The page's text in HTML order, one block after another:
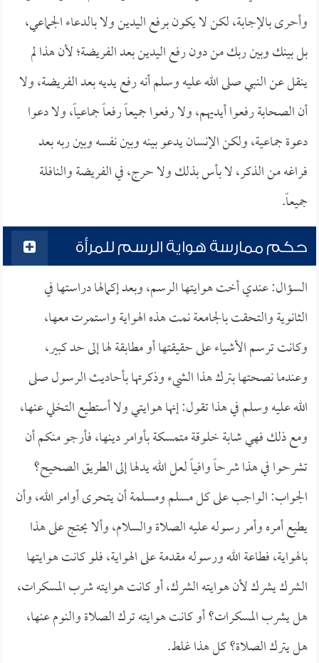
وأحرى بالإجابة، لكن لا يكون برفع اليدين ولا بالدعاء الجماعي،
بل بينك وبين ربك من دون رفع اليدين بعد الفريضة؛ لأن هذا لم
ينقل عن النبي صلى الله عليه وسلم أنه رفع يديه بعد الفريضة، ولا
أن الصحابة رفعوا أيديهم، ولا رفعوا جميعاً رفعاً جماعياً، ولا دعوا
دعوة جماعية، ولكن الإنسان يدعو بينه وبين نفسه وبين ربه بعد
فراغه من الذكر، لا بأس بذلك ولا حرج، في الفريضة والنافلة
جميعاً.
حكم ممارسة هواية الرسم للمرأة
السؤال: عندي أخت هوايتها الرسم، وبعد إكمالها دراستها في
الثانوية والتحقت بالجامعة نمت هذه الهواية واستمرت معها،
وكانت ترسم الأشياء على حقيقتها أو مطابقة لها إلى حد كبير،
وعندما نصحتها بترك هذا الشيء وذكرتها بأحاديث الرسول صلى
الله عليه وسلم في هذا تقول: إنها هوايتي ولا أستطيع التخلي عنها،
ومع ذلك فهي شابة خلوقة متمسكة بأوامر دينها، فأرجو منكم أن
تشرحوا في هذا شرحاً وافياً لعل الله يدلها إلى الطريق الصحيح؟
الجواب: الواجب على كل مسلم ومسلمة أن يتحرى أوامر الله، وأن
يطيع أمره وأمر رسوله عليه الصلاة والسلام، وألا يحتج على هذا
بالهواية، فطاعة الله ورسوله مقدمة على الهواية، فلو كانت هوايتها
الشرك يشرك لأن هوايته الشرك، أو كانت هوايته شرب المسكرات،
هل يشرب المسكرات؟ أو كانت هوايته ترك الصلاة والنوم عنها،
هل يترك الصلاة؟ كل هذا غلط.